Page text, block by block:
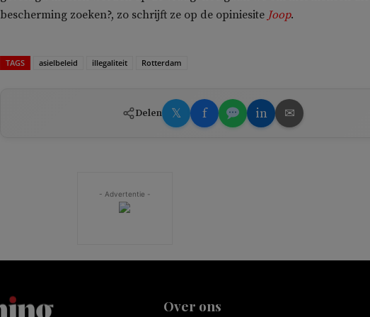
bescherming zoeken?, zo schrijft ze op de opiniesite Joop.
TAGS asielbeleid illegaliteit Rotterdam
Delen 𝕏 f in ✉
- Advertentie -
Over ons